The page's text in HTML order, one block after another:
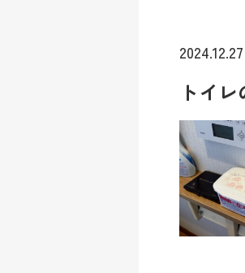
2024.12.27
トイ